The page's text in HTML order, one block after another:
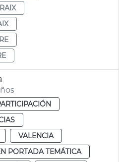
VALENCIA
PORTADA TEMÁTICA